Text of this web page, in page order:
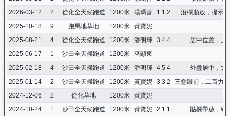
2026-03-12
2 從化全天候跑道 1200米 湯瑪善 1 1 2
沿欄順放，提示
2025-10-18
9 跑馬地草地 1200米 黃寶妮
2025-08-21
4 從化全天候跑道 1200米 潘明輝 3 4 4
居中位置，上
2025-06-17
1 沙田全天候跑道 1200米 巫顯東
2025-02-18
4 沙田全天候跑道 1200米 潘明輝 4 5 4
外疊居中，力
2025-01-14
2 沙田全天候跑道 1200米 黃寶妮 3 3 2
三疊跟前，二百力
2024-12-06
2 從化草地 1200米 黃寶妮
2024-10-24
1 沙田全天候跑道 1200米 黃寶妮 2 1 1 貼欄帶放，絕